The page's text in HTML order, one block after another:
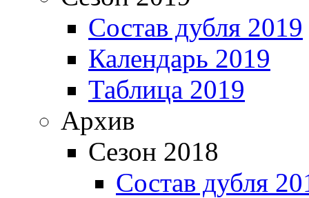
Состав дубля 2019
Календарь 2019
Таблица 2019
Архив
Сезон 2018
Состав дубля